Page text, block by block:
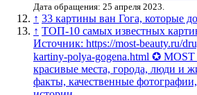
Дата обращения: 25 апреля 2023.
↑ 33 картины ван Гога, которые
↑ ТОП-10 самых известных
Источник: https://most-beauty.ru/
kartiny-polya-gogena.html ✪
красивые места, города, люди и
факты, качественные